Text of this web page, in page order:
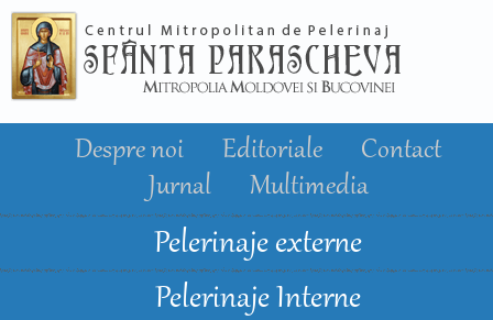
conţinutul
principal
Despre noi Editoriale
Contact
Jurnal
Multimedia
Pelerinaje externe
Pelerinaje Interne